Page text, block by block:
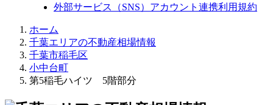
外部サービス（SNS）アカウント連携利用規約
ホーム
千葉エリアの不動産相場情報
千葉市稲毛区
小中台町
第5稲毛ハイツ 5階部分